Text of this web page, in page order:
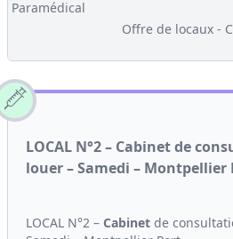
Paramédical
Offre de locaux -
LOCAL N°2 – Cabinet de
louer – Samedi –
LOCAL N°2 – Cabinet de